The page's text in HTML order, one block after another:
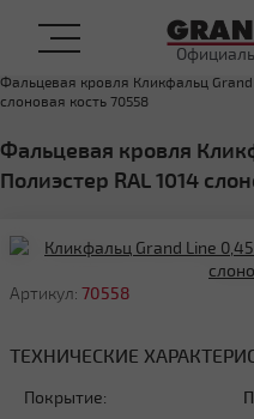
ФАЛЬЦЕВАЯ КРОВЛЯ
Фальцевая кровля Кликфальц
слоновая кость 70558
Фальцевая кровля
Полиэстер RAL 1014
Артикул: 70558
ТЕХНИЧЕСКИЕ
Покрытие: